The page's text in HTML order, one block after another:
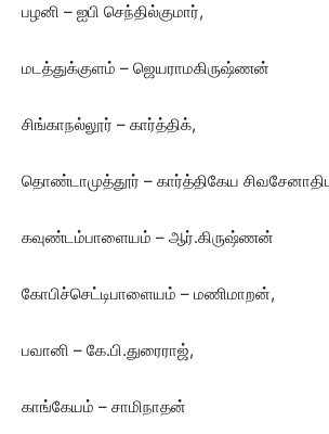
பழனி – ஐபி செந்தில்குமார்,
மடத்துக்குளம் – ஜெயராமகிருஷ்ணன்
சிங்காநல்லூர் – கார்த்திக்,
தொண்டாமுத்தூர் – கார்த்திகேய
கவுண்டம்பாளையம் – ஆர்.கிருஷ்ணன்
கோபிச்செட்டிபாளையம் – மணிமாறன்,
பவானி – கே.பி.துரைராஜ்,
காங்கேயம் – சாமிநாதன்